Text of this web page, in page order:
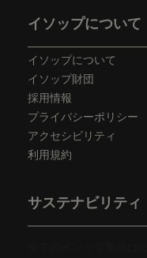
イソップについて
イソップについて
イソップ財団
採用情報
プライバシーポリシー
アクセシビリティ
利用規約
サステナビリティ